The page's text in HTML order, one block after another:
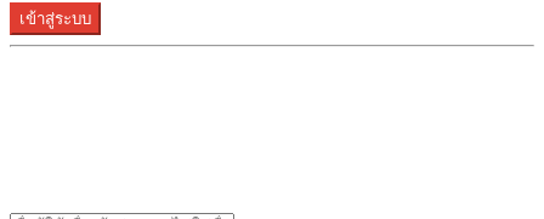
เข้าสู่ระบบ